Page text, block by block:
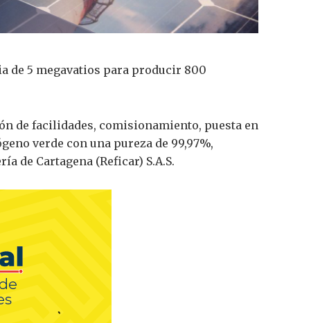
de 5 megavatios para producir 800
de facilidades, comisionamiento, puesta en
verde con una pureza de 99,97%,
de Cartagena (Reficar) S.A.S.